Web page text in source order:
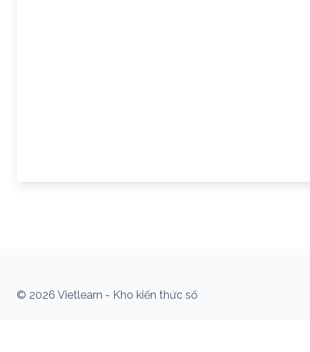
© 2026 Vietlearn - Kho kiến thức số